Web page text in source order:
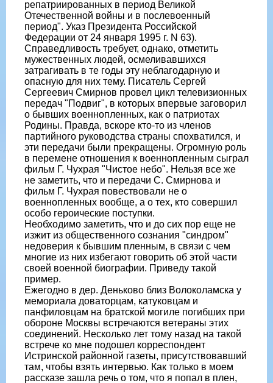
репатриированных в период Великой
Отечественной войны и в послевоенный
период". Указ Президента Российской
Федерации от 24 января 1995 г. N 63).
Справедливость требует, однако, отметить
мужественных людей, осмеливавшихся
затрагивать в те годы эту неблагодарную и
опасную для них тему. Писатель Сергей
Сергеевич Смирнов провел цикл телевизионных
передач "Подвиг", в которых впервые заговорил
о бывших военнопленных, как о патриотах
Родины. Правда, вскоре кто-то из членов
партийного руководства страны спохватился, и
эти передачи были прекращены. Огромную роль
в перемене отношения к военнопленным сыграл
фильм Г. Чухрая "Чистое небо". Нельзя все же
не заметить, что и передачи С. Смирнова и
фильм Г. Чухрая повествовали не о
военнопленных вообще, а о тех, кто совершил
особо героические поступки.
Необходимо заметить, что и до сих пор еще не
изжит из общественного сознания "синдром"
недоверия к бывшим пленным, в связи с чем
многие из них избегают говорить об этой части
своей военной биографии. Приведу такой
пример.
Ежегодно в дер. Деньково близ Волоколамска у
мемориала доваторцам, катуковцам и
панфиловцам на братской могиле погибших при
обороне Москвы встречаются ветераны этих
соединений. Несколько лет тому назад на такой
встрече ко мне подошел корреспондент
Истринской районной газеты, присутствовавший
там, чтобы взять интервью. Как только в моем
рассказе зашла речь о том, что я попал в плен,